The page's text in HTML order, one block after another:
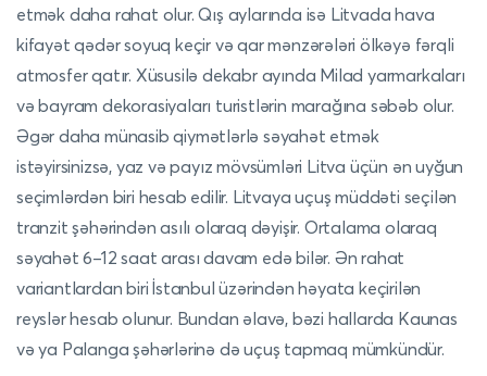
etmək daha rahat olur. Qış aylarında isə Litvada hava
kifayət qədər soyuq keçir və qar mənzərələri ölkəyə fərqli
atmosfer qatır. Xüsusilə dekabr ayında Milad yarmarkaları
və bayram dekorasiyaları turistlərin marağına səbəb olur.
Əgər daha münasib qiymətlərlə səyahət etmək
istəyirsinizsə, yaz və payız mövsümləri Litva üçün ən uyğun
seçimlərdən biri hesab edilir. Litvaya uçuş müddəti seçilən
tranzit şəhərindən asılı olaraq dəyişir. Ortalama olaraq
səyahət 6–12 saat arası davam edə bilər. Ən rahat
variantlardan biri İstanbul üzərindən həyata keçirilən
reyslər hesab olunur. Bundan əlavə, bəzi hallarda Kaunas
və ya Palanga şəhərlərinə də uçuş tapmaq mümkündür.